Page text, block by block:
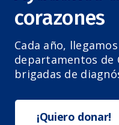
corazones
Cada año,
departamentos de
brigadas de
¡Quiero donar!